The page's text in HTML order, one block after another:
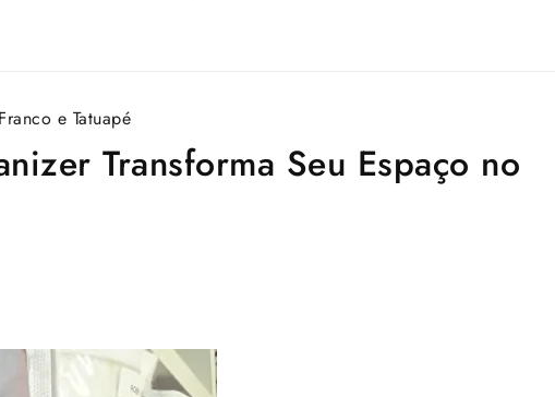
e Tatuapé
Transforma Seu Espaço no